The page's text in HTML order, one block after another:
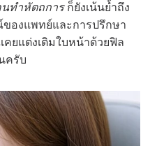
ทำหัตถการ ก็ยังเน้นย้ำถึง
องแพทย์และการปรึกษา
ยแต่งเติมใบหน้าด้วยฟิล
ครับ